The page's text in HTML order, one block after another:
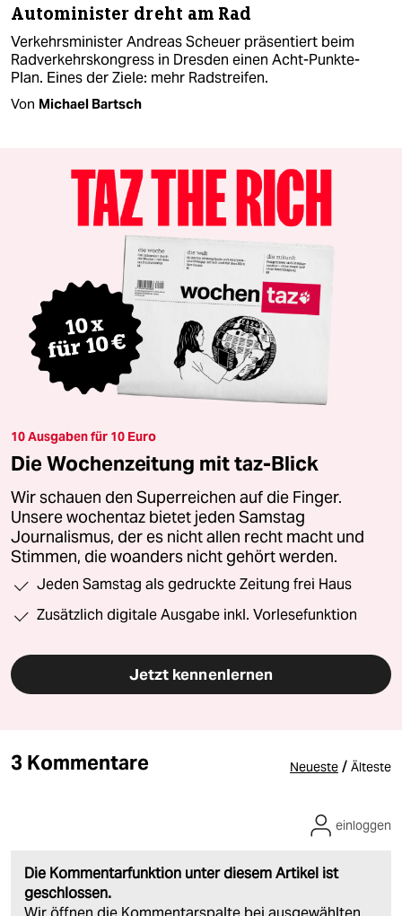
Autominister dreht am Rad
Verkehrsminister Andreas Scheuer präsentiert beim
Radverkehrskongress in Dresden einen Acht-Punkte-
Plan. Eines der Ziele: mehr Radstreifen.
Von Michael Bartsch
10 Ausgaben für 10 Euro
Die Wochenzeitung mit taz-Blick
Wir schauen den Superreichen auf die Finger.
Unsere wochentaz bietet jeden Samstag
Journalismus, der es nicht allen recht macht und
Stimmen, die woanders nicht gehört werden.
Jeden Samstag als gedruckte Zeitung frei Haus
Zusätzlich digitale Ausgabe inkl. Vorlesefunktion
Jetzt kennenlernen
3 Kommentare Neueste / Älteste
Die Kommentarfunktion unter diesem Artikel ist
geschlossen.
einloggen